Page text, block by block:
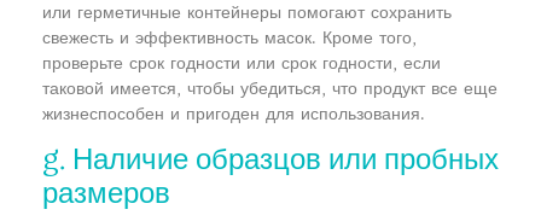
или герметичные контейнеры помогают сохранить
свежесть и эффективность масок. Кроме того,
проверьте срок годности или срок годности, если
таковой имеется, чтобы убедиться, что продукт все еще
жизнеспособен и пригоден для использования.
g. Наличие образцов или пробных
размеров